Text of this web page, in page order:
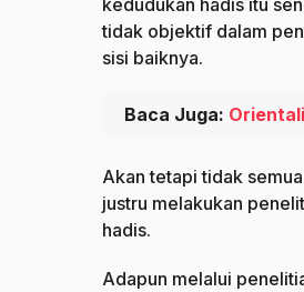
kedudukan hadis itu
tidak objektif dalam
sisi baiknya.
Baca Juga:
Akan tetapi tidak
justru melakukan
hadis.
Adapun melalui